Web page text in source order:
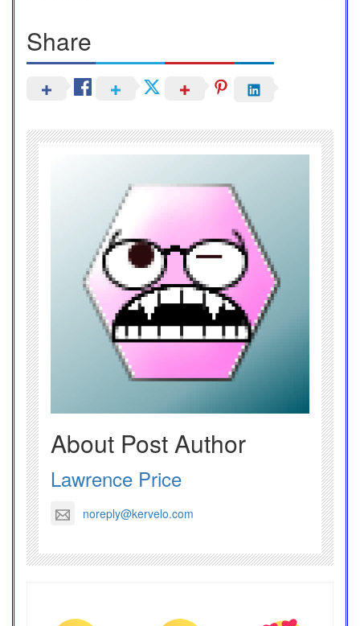
Share
About Post Author
Lawrence Price
noreply@kervelo.com